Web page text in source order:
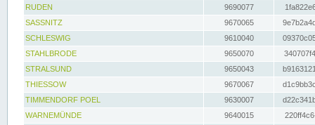
RUDEN
9690077
SASSNITZ
9670065
SCHLESWIG
9610040
STAHLBRODE
9650070
STRALSUND
9650043
THIESSOW
9670067
TIMMENDORF POEL
9630007
WARNEMÜNDE
9640015